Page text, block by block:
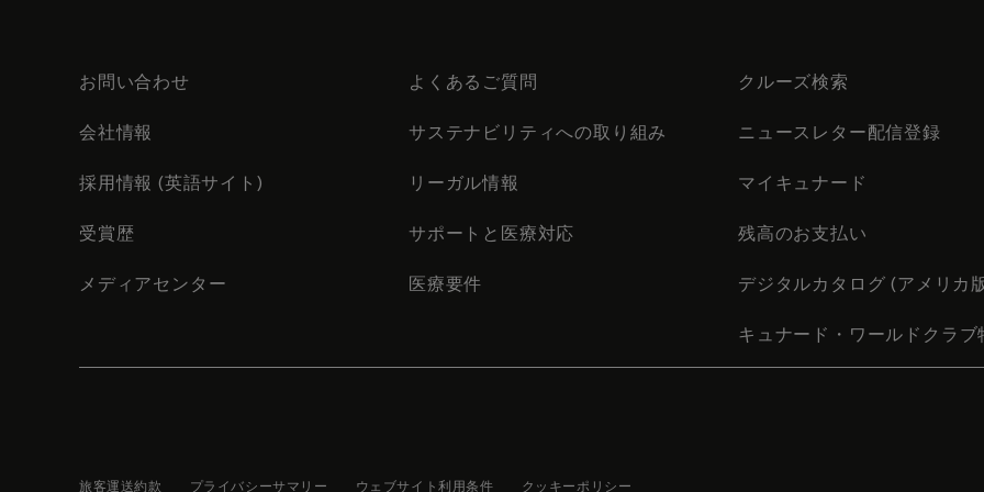
お問い合わせ
会社情報
採用情報 (英語サイト)
受賞歴
メディアセンター
よくあるご質問
サステナビリティへの取り組み
リーガル情報
サポートと医療対応
医療要件
クルーズ検索
ニュースレター配信登録
マイキュナード
残高のお支払い
デジタルカタログ (アメリカ
キュナード・ワールドクラブ
旅客運送約款 プライバシーサマリー ウェブサイト利用条件 クッキーポリシー